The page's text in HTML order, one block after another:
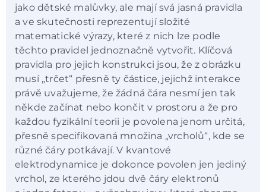
jako dětské malůvky, ale mají svá jasná pravidla
a ve skutečnosti reprezentují složité
matematické výrazy, které z nich lze podle
těchto pravidel jednoznačně vytvořit. Klíčová
pravidla pro jejich konstrukci jsou, že z obrázku
musí „trčet“ přesně ty částice, jejichž interakce
právě uvažujeme, že žádná čára nesmí jen tak
někde začínat nebo končit v prostoru a že pro
každou fyzikální teorii je povolena jenom určitá,
přesně specifikovaná množina „vrcholů“, kde se
různé čáry potkávají. V kvantové
elektrodynamice je dokonce povolen jen jediný
vrchol, ze kterého jdou dvě čáry elektronů